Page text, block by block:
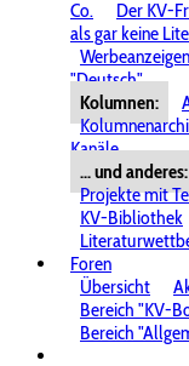
Co.
Der KV-
als gar keine
"Deutsch"
Kolumnen:
Kanäle
... und anderes:
Projekte mit
KV-Bibliothek
Foren
Übersicht
Bereich "KV-
Bereich